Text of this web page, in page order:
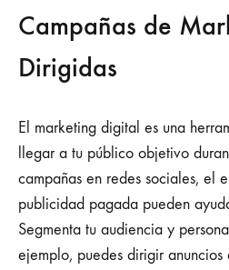
Campañas de
Dirigidas
El marketing digital es una
llegar a tu público objetivo
campañas en redes sociales, el
publicidad pagada pueden
Segmenta tu audiencia y
ejemplo, puedes dirigir anuncios